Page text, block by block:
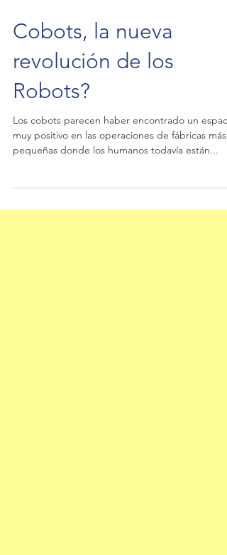
Cobots, la nueva
revolución de los
Robots?
Los cobots parecen haber encontrado un